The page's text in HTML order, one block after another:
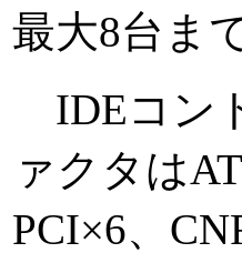
最大8台ま
IDEコン
ァクタは
PCI×6、